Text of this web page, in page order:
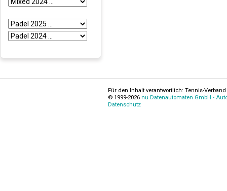
Für den Inhalt verantwortlich: Tennis-
© 1999-2026 nu Datenautomaten GmbH -
Datenschutz